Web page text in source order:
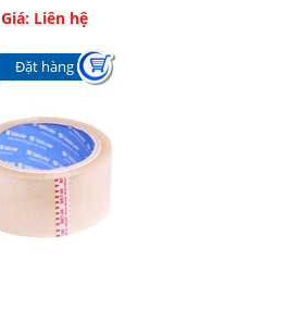
Giá: Liên hệ
Đặt hàng